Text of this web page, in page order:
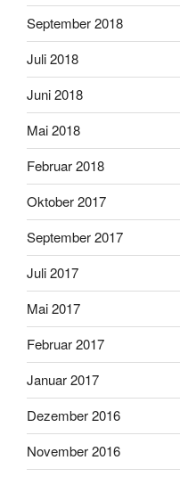
September 2018
Juli 2018
Juni 2018
Mai 2018
Februar 2018
Oktober 2017
September 2017
Juli 2017
Mai 2017
Februar 2017
Januar 2017
Dezember 2016
November 2016